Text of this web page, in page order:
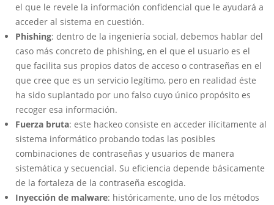
el que le revele la información confidencial que le ayudará a
acceder al sistema en cuestión.
Phishing: dentro de la ingeniería social, debemos hablar del
caso más concreto de phishing, en el que el usuario es el
que facilita sus propios datos de acceso o contraseñas en el
que cree que es un servicio legítimo, pero en realidad éste
ha sido suplantado por uno falso cuyo único propósito es
recoger esa información.
Fuerza bruta: este hackeo consiste en acceder ilícitamente al
sistema informático probando todas las posibles
combinaciones de contraseñas y usuarios de manera
sistemática y secuencial. Su eficiencia depende básicamente
de la fortaleza de la contraseña escogida.
Inyección de malware: históricamente, uno de los métodos